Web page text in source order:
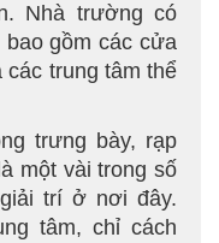
Nhà trường có
bao gồm các cửa
các trung tâm thể
trưng bày, rạp
một vài trong số
trí ở nơi đây.
tâm, chỉ cách